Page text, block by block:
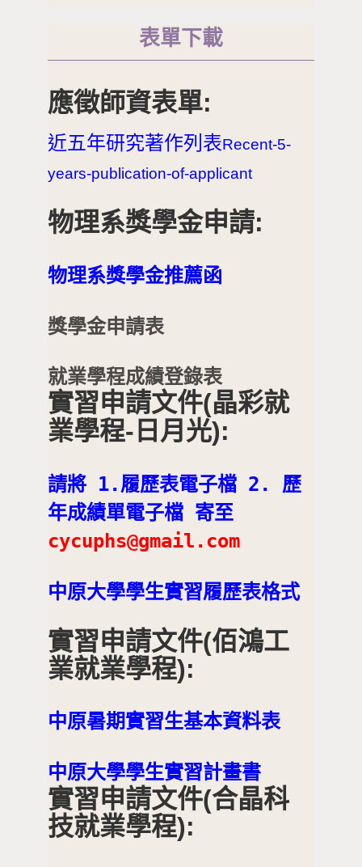
表單下載
應徵師資表單:
近五年研究著作列表Recent-5-
years-publication-of-applicant
物理系獎學金申請:
物理系獎學金推薦函
獎學金申請表
就業學程成績登錄表
實習申請文件(晶彩就
業學程-日月光):
請將 1.履歷表電子檔 2. 歷
年成績單電子檔 寄至
cycuphs@gmail.com
中原大學學生實習履歷表格式
實習申請文件(佰鴻工
業就業學程):
中原暑期實習生基本資料表
中原大學學生實習計畫書
實習申請文件(合晶科
技就業學程):